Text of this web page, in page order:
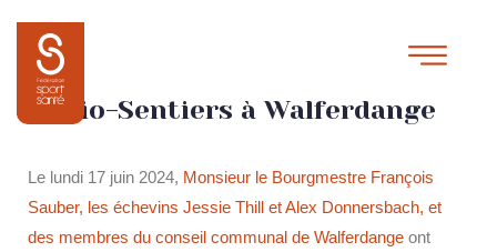
Inauguration des Parcours
Cardio-Sentiers à Walferdange
Le lundi 17 juin 2024, Monsieur le Bourgmestre François
Sauber, les échevins Jessie Thill et Alex Donnersbach, et
des membres du conseil communal de Walferdange ont